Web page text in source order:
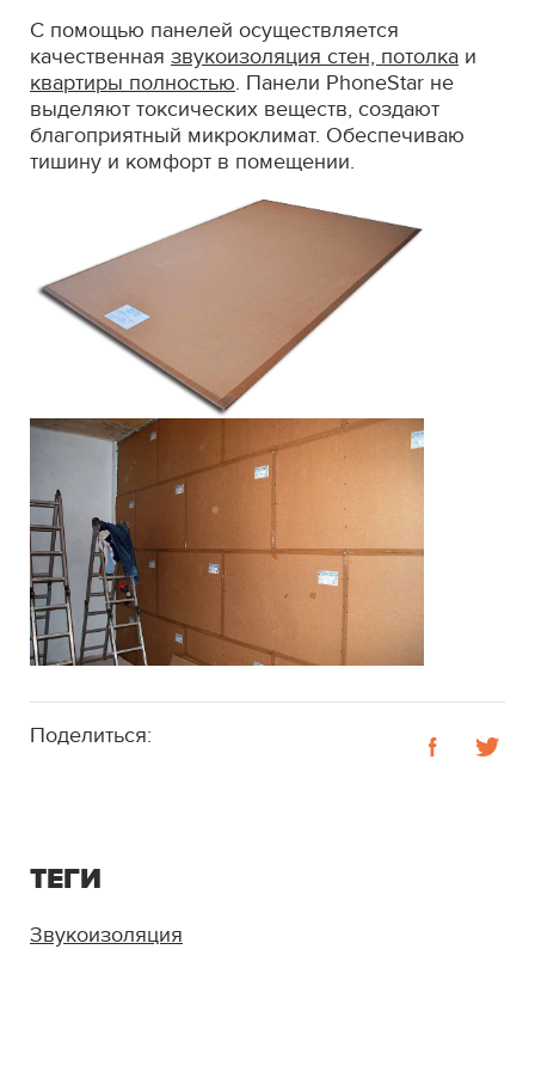
С помощью панелей осуществляется
качественная звукоизоляция стен, потолка и
квартиры полностью. Панели PhoneStar не
выделяют токсических веществ, создают
благоприятный микроклимат. Обеспечиваю
тишину и комфорт в помещении.
Поделиться:
ТЕГИ
Звукоизоляция